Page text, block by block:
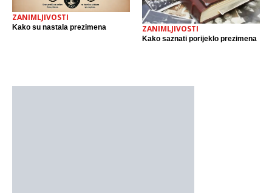
ZANIMLJIVOSTI
Kako su nastala prezimena ZANIMLJIVOSTI
Kako saznati porijeklo prezimena